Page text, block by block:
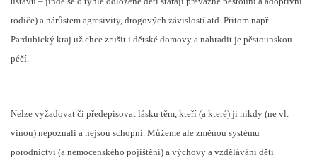
rodiče) a nárůstem agresivity, drogových závislostí atd. Přitom např.
Pardubický kraj už chce zrušit i dětské domovy a nahradit je pěstounskou
péčí.
Nelze vyžadovat či předepisovat lásku těm, kteří (a které) ji nikdy (ne vl.
vinou) nepoznali a nejsou schopni. Můžeme ale změnou systému
porodnictví (a nemocenského pojištění) a výchovy a vzdělávání dětí